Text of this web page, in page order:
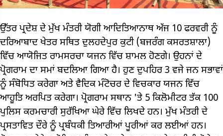
ਉੱਤਰ ਪ੍ਰਦੇਸ਼ ਦੇ ਮੁੱਖ ਮੰਤਰੀ ਯੋਗੀ ਆਦਿਤਿਆਨਾਥ ਅੱਜ 10 ਫਰਵਰੀ ਨੂੰ
ਦਰਿਆਬਾਦ ਖੇਤਰ ਸਥਿਤ ਦੁਲਹਦੇਪੁਰ ਕੁਟੀ (ਬਜਰੰਗ ਕਸਰਤਸ਼ਾਲਾ)
ਵਿੱਚ ਆਯੋਜਿਤ ਰਾਮਸਰਚਾ ਯਜਨ ਵਿੱਚ ਸ਼ਾਮਲ ਹੋਣਗੇ। ਉਹਨਾਂ ਦੇ
ਪ੍ਰੋਗਰਾਮ ਦਾ ਸਮਾਂ ਬਦਲਿਆ ਗਿਆ ਹੈ। ਹੁਣ ਦੁਪਹਿਰ 3 ਵਜੇ ਜਨ ਸਭਾਵਾਂ
ਨੂੰ ਸੰਬੋਧਿਤ ਕਰੇਗਾ ਅਤੇ ਵੈਦਿਕ ਮੰਟੋਚਰ ਦੇ ਵਿਚਕਾਰ ਯਜਨ ਵਿੱਚ
ਆਹੂਤਿ ਅਰਪਿਤ ਕਰੇਗਾ। ਪ੍ਰੋਗਰਾਮ ਸਥਾਨ 'ਤੇ 5 ਕਿਲੋਮੀਟਰ ਤੱਕ 100
ਪੁਲਿਸ ਕਰਮਚਾਰੀ ਸੁਰੱਖਿਆ ਘੇਰੇ ਵਿੱਚ ਲਿਖਦੇ ਹਨ। ਮੁੱਖ ਮੰਤਰੀ ਦੇ
ਪ੍ਰਸਤਾਵਿਤ ਦੌਰੇ ਨੂੰ ਪ੍ਰਬੰਧਕੀ ਤਿਆਰੀਆਂ ਪੂਰੀਆਂ ਕਰ ਲਈਆਂ ਹਨ।